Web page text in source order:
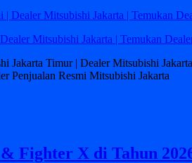
Mitsubishi Jakarta | Temukan
Jakarta Timur | Dealer Mitsubishi
Penjualan Resmi Mitsubishi Jakarta
Fighter X di Tahun